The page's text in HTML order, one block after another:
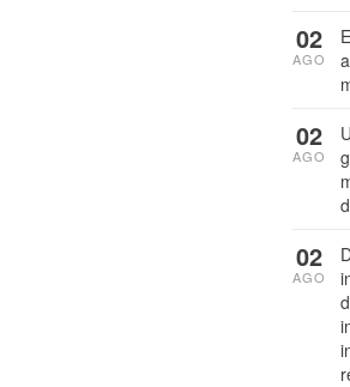
02
AGO
02
AGO
02
AGO